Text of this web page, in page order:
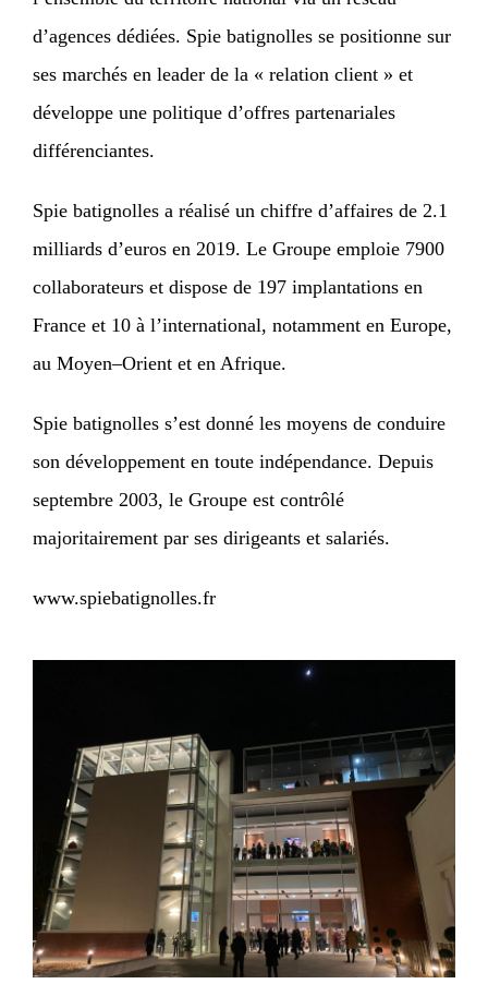
d’agences dédiées. Spie batignolles se positionne sur
ses marchés en leader de la « relation client » et
développe une politique d’offres partenariales
différenciantes.
Spie batignolles a réalisé un chiffre d’affaires de 2.1
milliards d’euros en 2019. Le Groupe emploie 7900
collaborateurs et dispose de 197 implantations en
France et 10 à l’international, notamment en Europe,
au Moyen–Orient et en Afrique.
Spie batignolles s’est donné les moyens de conduire
son développement en toute indépendance. Depuis
septembre 2003, le Groupe est contrôlé
majoritairement par ses dirigeants et salariés.
www.spiebatignolles.fr